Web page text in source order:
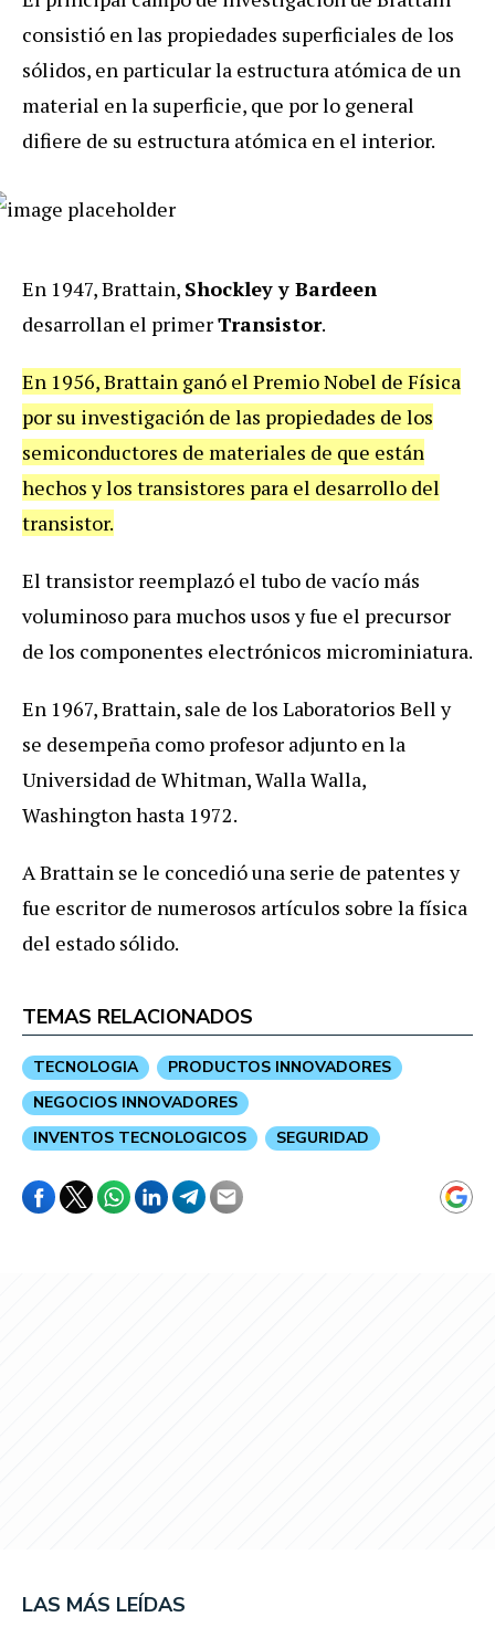
consistió en las propiedades superficiales de los
sólidos, en particular la estructura atómica de un
material en la superficie, que por lo general
difiere de su estructura atómica en el interior.
En 1947, Brattain, Shockley y Bardeen
desarrollan el primerTransistor.
En 1956, Brattain ganó el Premio Nobel de Física
por su investigación de las propiedades de los
semiconductores de materiales de que están
hechos y los transistores para el desarrollo del
transistor.
El transistor reemplazó el tubo de vacío más
voluminoso para muchos usos y fue el precursor
de los componentes electrónicos microminiatura.
En 1967, Brattain, sale de los Laboratorios Bell y
se desempeña como profesor adjunto en la
Universidad de Whitman, Walla Walla,
Washington hasta 1972.
A Brattain se le concedió una serie de patentes y
fue escritor de numerosos artículos sobre la física
del estado sólido.
TEMAS RELACIONADOS
TECNOLOGIA
PRODUCTOS INNOVADORES
NEGOCIOS INNOVADORES
INVENTOS TECNOLOGICOS
SEGURIDAD
LAS MÁS LEÍDAS